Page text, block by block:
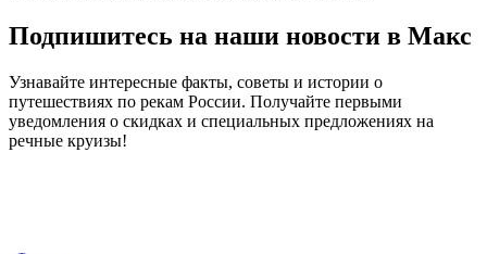
Подпишитесь на наши новости в Макс
Узнавайте интересные факты, советы и истории о
путешествиях по рекам России. Получайте первыми
уведомления о скидках и специальных предложениях на
речные круизы!